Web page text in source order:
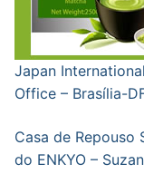
Japan
Office – Brasília-
Casa de Repouso
do ENKYO –